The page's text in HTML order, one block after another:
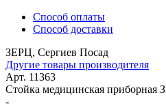
Способ оплаты
Способ доставки
ЗЕРЦ, Сергиев Посад
Другие товары производителя
Арт. 11363
Стойка медицинская
-